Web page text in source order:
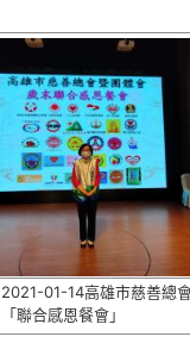
2021-01-14高雄市慈善總
「聯合感恩餐會」